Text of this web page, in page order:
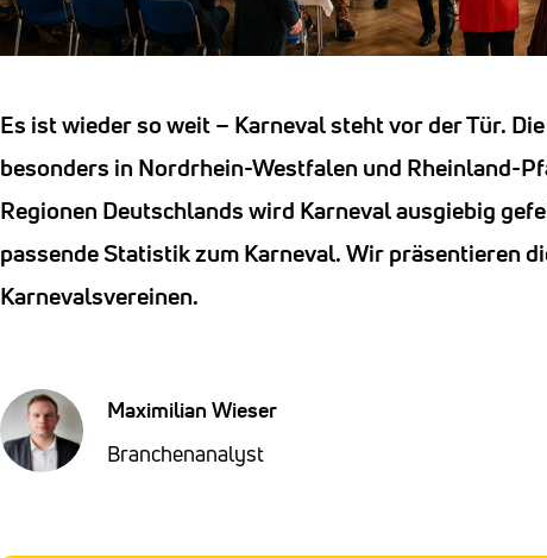
Es ist wieder so weit – Karneval steht vor der Tür.
besonders in Nordrhein-Westfalen und Rheinland-
Regionen Deutschlands wird Karneval ausgiebig
passende Statistik zum Karneval. Wir präsentieren
Karnevalsvereinen.
Maximilian Wieser
Branchenanalyst